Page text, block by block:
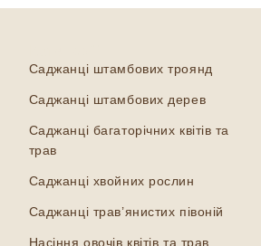
Саджанці штамбових троянд
Саджанці штамбових дерев
Саджанці багаторічних квітів та
трав
Саджанці хвойних рослин
Саджанці трав’янистих півоній
Насіння овочів квітів та трав